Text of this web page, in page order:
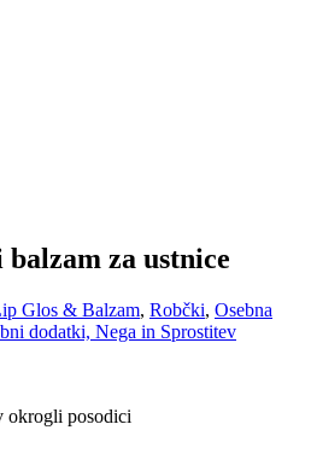
za ustnice
Glos & Balzam, Robčki, Osebna
dodatki, Nega in Sprostitev
okrogli posodici